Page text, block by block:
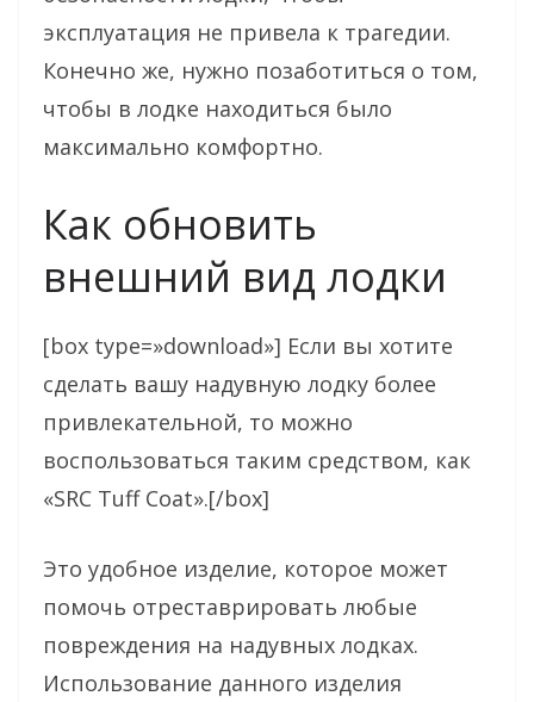
эксплуатация не привела к трагедии.
Конечно же, нужно позаботиться о том,
чтобы в лодке находиться было
максимально комфортно.
Как обновить
внешний вид лодки
[box type=»download»] Если вы хотите
сделать вашу надувную лодку более
привлекательной, то можно
воспользоваться таким средством, как
«SRC Tuff Coat».[/box]
Это удобное изделие, которое может
помочь отреставрировать любые
повреждения на надувных лодках.
Использование данного изделия